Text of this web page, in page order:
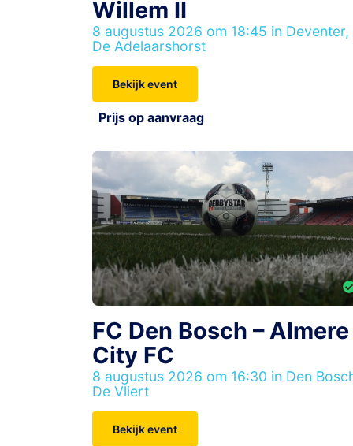
Willem II
8 augustus 2026 om 18:45 in Deventer,
De Adelaarshorst
Bekijk event
Prijs op aanvraag
FC Den Bosch – Almere
City FC
8 augustus 2026 om 16:30 in Den
De Vliert
Bekijk event